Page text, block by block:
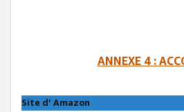
ANNEXE 4 :
Site d’ Amazon